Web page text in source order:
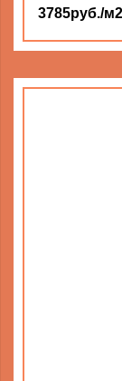
3785руб./м2